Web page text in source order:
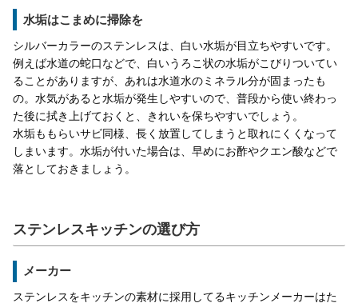
水垢はこまめに掃除を
シルバーカラーのステンレスは、白い水垢が目立ちやすいです。
例えば水道の蛇口などで、白いうろこ状の水垢がこびりついてい
ることがありますが、あれは水道水のミネラル分が固まったも
の。水気があると水垢が発生しやすいので、普段から使い終わっ
た後に拭き上げておくと、きれいを保ちやすいでしょう。
水垢ももらいサビ同様、長く放置してしまうと取れにくくなって
しまいます。水垢が付いた場合は、早めにお酢やクエン酸などで
落としておきましょう。
ステンレスキッチンの選び方
メーカー
ステンレスをキッチンの素材に採用してるキッチンメーカーはた